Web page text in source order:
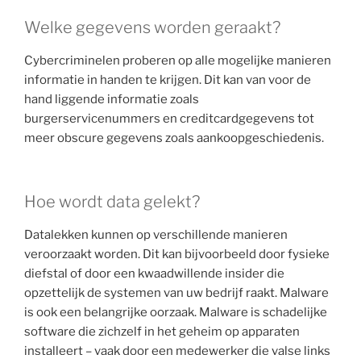
Welke gegevens worden geraakt?
Cybercriminelen proberen op alle mogelijke manieren
informatie in handen te krijgen. Dit kan van voor de
hand liggende informatie zoals
burgerservicenummers en creditcardgegevens tot
meer obscure gegevens zoals aankoopgeschiedenis.
Hoe wordt data gelekt?
Datalekken kunnen op verschillende manieren
veroorzaakt worden. Dit kan bijvoorbeeld door fysieke
diefstal of door een kwaadwillende insider die
opzettelijk de systemen van uw bedrijf raakt. Malware
is ook een belangrijke oorzaak. Malware is schadelijke
software die zichzelf in het geheim op apparaten
installeert – vaak door een medewerker die valse links